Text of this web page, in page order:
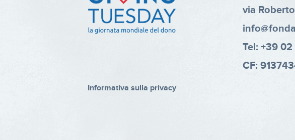
Informativa sulla privacy
via
Tel: +39
CF: